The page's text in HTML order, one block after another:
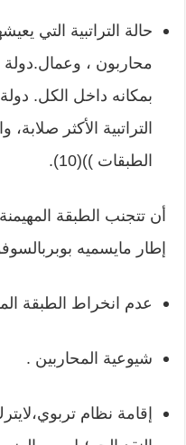
حالة التراتبية التي
محاربون ، وعمال.دولة
بمكانه داخل الكل.
التراتبية الأكثر
الطبقات ))(10).
أن تتجنب الطبقة
إطار مايسميه
عدم انخراط الطبقة
شيوعية المحاربين .
إقامة نظام